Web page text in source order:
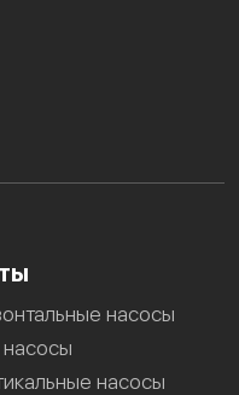
насосы
насосы